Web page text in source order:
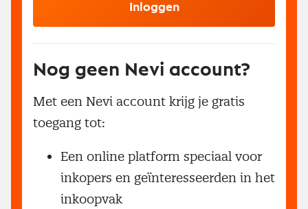
Inloggen
Nog geen Nevi account?
Met een Nevi account krijg je gratis
toegang tot:
Een online platform speciaal voor
inkopers en geïnteresseerden in het
inkoopvak